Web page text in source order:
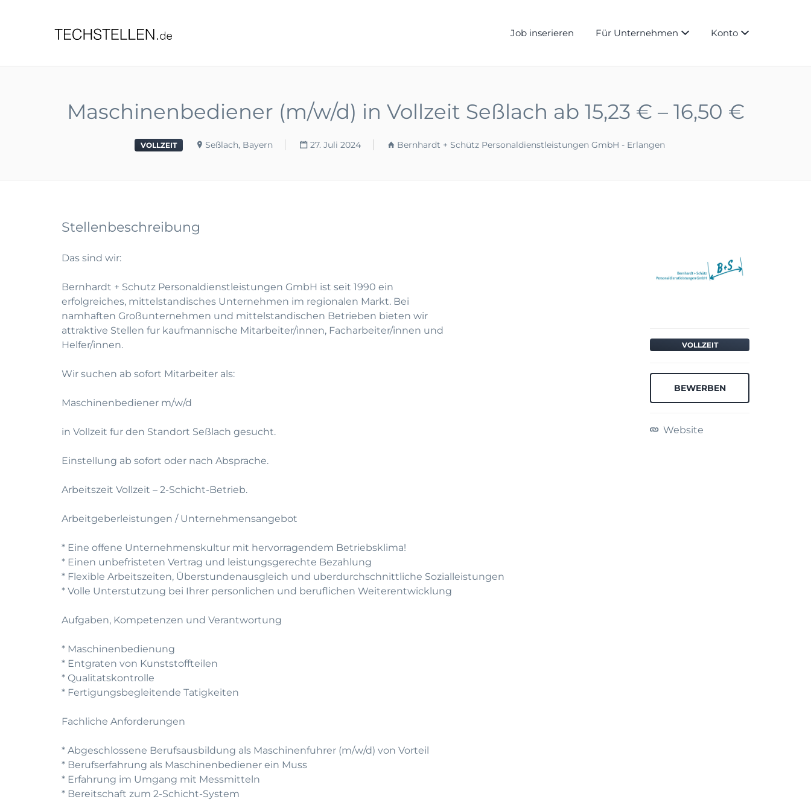
Job inserieren Für Unternehmen Konto
Maschinenbediener (m/w/d) in Vollzeit Seßlach ab 15,23 € – 16,50 €
VOLLZEIT Seßlach, Bayern 27. Juli 2024 Bernhardt + Schütz Personaldienstleistungen GmbH - Erlangen
Stellenbeschreibung
Das sind wir:
Bernhardt + Schutz Personaldienstleistungen GmbH ist seit 1990 ein
erfolgreiches, mittelstandisches Unternehmen im regionalen Markt. Bei
namhaften Großunternehmen und mittelstandischen Betrieben bieten wir
attraktive Stellen fur kaufmannische Mitarbeiter/innen, Facharbeiter/innen und
Helfer/innen.
Wir suchen ab sofort Mitarbeiter als:
Maschinenbediener m/w/d
in Vollzeit fur den Standort Seßlach gesucht.
Einstellung ab sofort oder nach Absprache.
Arbeitszeit Vollzeit – 2-Schicht-Betrieb.
Arbeitgeberleistungen / Unternehmensangebot
* Eine offene Unternehmenskultur mit hervorragendem Betriebsklima!
* Einen unbefristeten Vertrag und leistungsgerechte Bezahlung
* Flexible Arbeitszeiten, Überstundenausgleich und uberdurchschnittliche Sozialleistungen
* Volle Unterstutzung bei Ihrer personlichen und beruflichen Weiterentwicklung
Aufgaben, Kompetenzen und Verantwortung
* Maschinenbedienung
* Entgraten von Kunststoffteilen
* Qualitatskontrolle
* Fertigungsbegleitende Tatigkeiten
Fachliche Anforderungen
* Abgeschlossene Berufsausbildung als Maschinenfuhrer (m/w/d) von Vorteil
* Berufserfahrung als Maschinenbediener ein Muss
* Erfahrung im Umgang mit Messmitteln
* Bereitschaft zum 2-Schicht-System
VOLLZEIT
BEWERBEN
Website